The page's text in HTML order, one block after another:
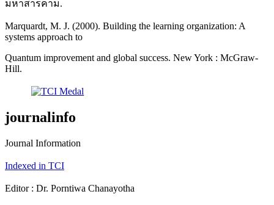
มหาสารคาม.
Marquardt, M. J. (2000). Building the learning organization: A
systems approach to
Quantum improvement and global success. New York : McGraw-
Hill.
journalinfo
Journal Information
Indexed in TCI
Editor : Dr. Porntiwa Chanayotha